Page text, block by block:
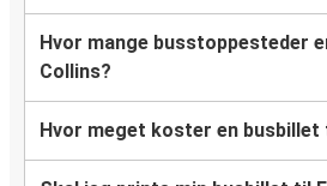
Hvor mange busstoppesteder
Collins?
Hvor meget koster en